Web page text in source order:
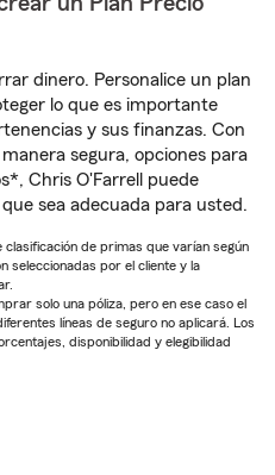
dinero. Personalice un plan
lo que es importante
y sus finanzas. Con
segura, opciones para
Chris O'Farrell puede
sea adecuada para usted.
de primas que varían según
seleccionadas por el cliente y la
solo una póliza, pero en ese caso el
líneas de seguro no aplicará. Los
disponibilidad y elegibilidad